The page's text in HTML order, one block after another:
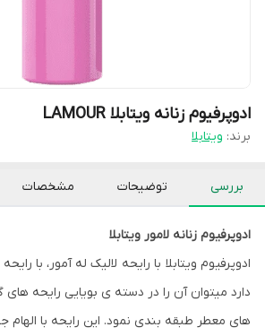
ادوپرفیوم زنانه ویتابلا LAMOUR
برند: ویتابلا
بررسی توضیحات مشخصات
ادوپرفیوم زنانه لامور ویتابلا
ادوپرفيوم ويتابلا با رایحه لالیک له آمور، با
دارد میتوان آن را در دسته ی بویایی رایحه
های معطر طبقه بندی نمود. این رایحه با